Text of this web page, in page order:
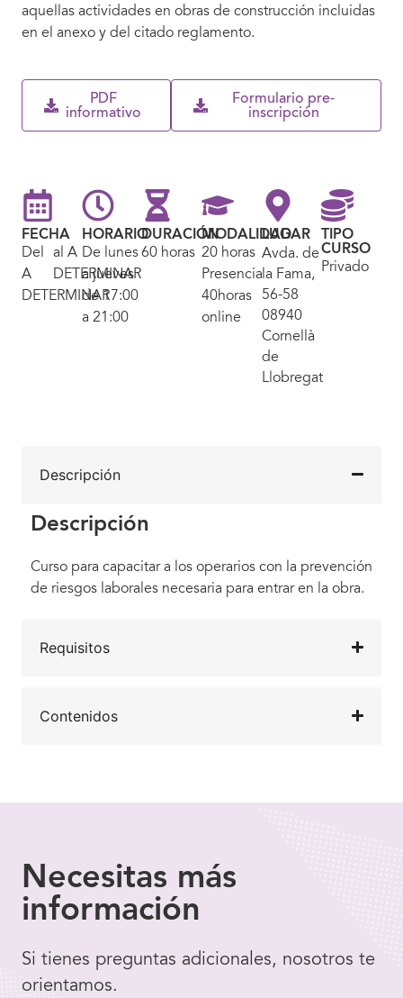
aquellas actividades en obras de construcción incluidas
en el anexo y del citado reglamento.
PDF
informativo
Formulario pre-
inscripción
FECHA
Del
A
DETERMINAR
al A
DETERMINAR
HORARIO
De lunes
a jueves
de 17:00
a 21:00
DURACIÓN
60 horas
MODALIDAD
20 horas
Presencial/
40horas
online
LUGAR
Avda. de
la Fama,
56-58
08940
Cornellà
de
Llobregat
TIPO
CURSO
Privado
Descripción
Descripción
Curso para capacitar a los operarios con la prevención
de riesgos laborales necesaria para entrar en la obra.
Requisitos
Contenidos
Necesitas más
información
Si tienes preguntas adicionales, nosotros te
orientamos.